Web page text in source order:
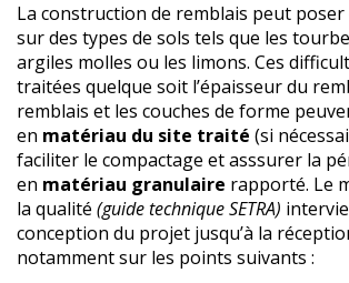
La construction de remblais peut
sur des types de sols tels que les
argiles molles ou les limons. Ces
traitées quelque soit l’épaisseur du
remblais et les couches de forme
en matériau du site traité (si
faciliter le compactage et asssurer la
en matériau granulaire rapporté. Le
la qualité (guide technique SETRA)
conception du projet jusqu’à la
notamment sur les points suivants :